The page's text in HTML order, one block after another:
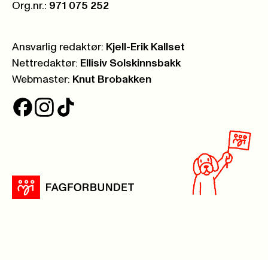
Org.nr.: 971 075 252
Ansvarlig redaktør: Kjell-Erik Kallset
Nettredaktør: Ellisiv Solskinnsbakk
Webmaster: Knut Brobakken